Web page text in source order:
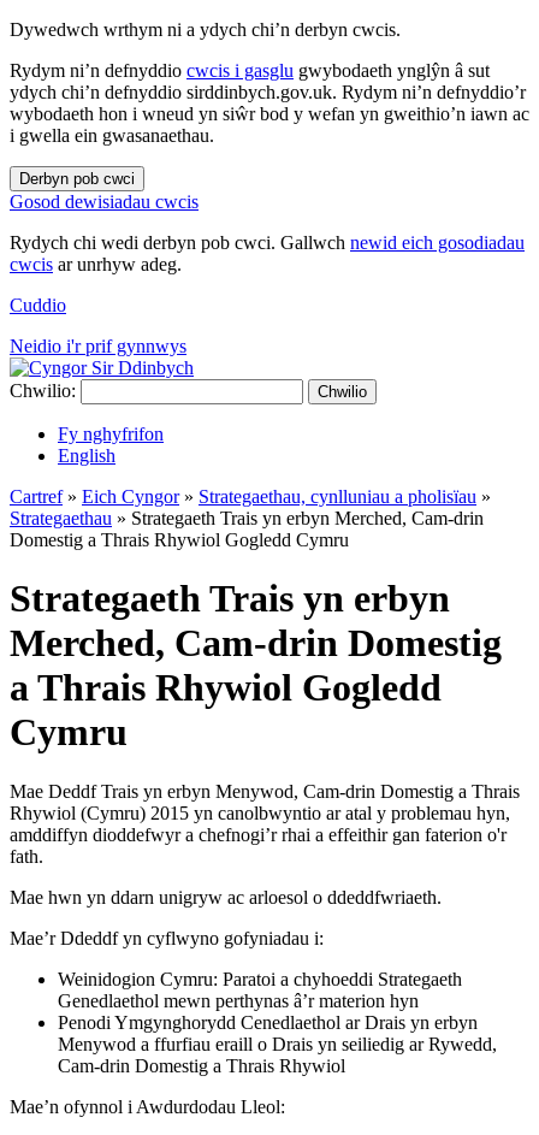
Dywedwch wrthym ni a ydych chi’n derbyn cwcis.
Rydym ni’n defnyddio cwcis i gasglu gwybodaeth ynglŷn â sut
ydych chi’n defnyddio sirddinbych.gov.uk. Rydym ni’n defnyddio’r
wybodaeth hon i wneud yn siŵr bod y wefan yn gweithio’n iawn ac
i gwella ein gwasanaethau.
Derbyn pob cwci
Gosod dewisiadau cwcis
Rydych chi wedi derbyn pob cwci. Gallwch newid eich gosodiadau
cwcis ar unrhyw adeg.
Cuddio
Neidio i'r prif gynnwys
Chwilio: Chwilio
Fy nghyfrifon
English
Cartref» Eich Cyngor» Strategaethau, cynlluniau a pholisïau »
Strategaethau » Strategaeth Trais yn erbyn Merched, Cam-drin
Domestig a Thrais Rhywiol Gogledd Cymru
Strategaeth Trais yn erbyn
Merched, Cam-drin Domestig
a Thrais Rhywiol Gogledd
Cymru
Mae Deddf Trais yn erbyn Menywod, Cam-drin Domestig a Thrais
Rhywiol (Cymru) 2015 yn canolbwyntio ar atal y problemau hyn,
amddiffyn dioddefwyr a chefnogi’r rhai a effeithir gan faterion o'r
fath.
Mae hwn yn ddarn unigryw ac arloesol o ddeddfwriaeth.
Mae’r Ddeddf yn cyflwyno gofyniadau i:
Weinidogion Cymru: Paratoi a chyhoeddi Strategaeth
Genedlaethol mewn perthynas â’r materion hyn
Penodi Ymgynghorydd Cenedlaethol ar Drais yn erbyn
Menywod a ffurfiau eraill o Drais yn seiliedig ar Rywedd,
Cam-drin Domestig a Thrais Rhywiol
Mae’n ofynnol i Awdurdodau Lleol: